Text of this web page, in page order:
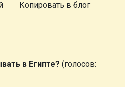
Копировать в блог
в Египте? (голосов: